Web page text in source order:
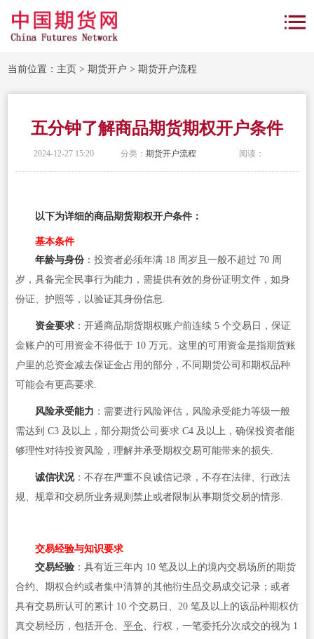
当前位置： 主页 >期货开户 >期货开户流程
五分钟了解商品期货期权开户条件
2024-12-27 15:20 分类： 期货开户流程 阅读：
以下为详细的商品期货期权开户条件：
基本条件
年龄与身份：投资者必须年满 18 周岁且一般不超过 70 周
岁，具备完全民事行为能力，需提供有效的身份证明文件，如身
份证、护照等，以验证其身份信息.
资金要求：开通商品期货期权账户前连续 5 个交易日，保证
金账户的可用资金不得低于 10 万元。这里的可用资金是指期货账
户里的总资金减去保证金占用的部分，不同期货公司和期权品种
可能会有更高要求.
风险承受能力 ：需要进行风险评估，风险承受能力等级一般
需达到 C3 及以上，部分期货公司要求 C4 及以上，确保投资者能
够理性对待投资风险，理解并承受期权交易可能带来的损失.
诚信状况：不存在严重不良诚信记录，不存在法律、行政法
规、规章和交易所业务规则禁止或者限制从事期货交易的情形.
交易经验与知识要求
交易经验：具有近三年内 10 笔及以上的境内交易场所的期货
合约、期权合约或者集中清算的其他衍生品交易成交记录；或者
具有交易所认可的累计 10 个交易日、20 笔及以上的该品种期权仿
真交易经历，包括开仓、 平仓 、行权，一笔委托分次成交的视为 1